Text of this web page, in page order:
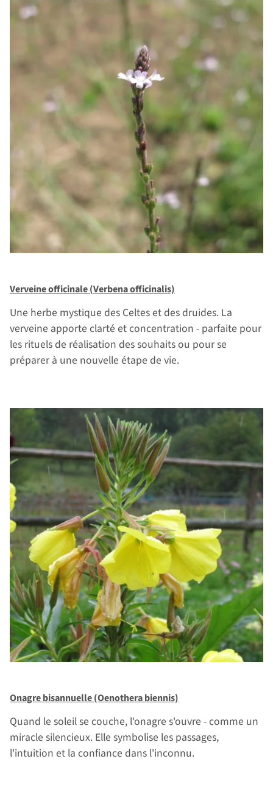
Verveine officinale (Verbena officinalis)
Une herbe mystique des Celtes et des druides. La
verveine apporte clarté et concentration - parfaite pour
les rituels de réalisation des souhaits ou pour se
préparer à une nouvelle étape de vie.
Onagre bisannuelle (Oenothera biennis)
Quand le soleil se couche, l'onagre s'ouvre - comme un
miracle silencieux. Elle symbolise les passages,
l'intuition et la confiance dans l'inconnu.